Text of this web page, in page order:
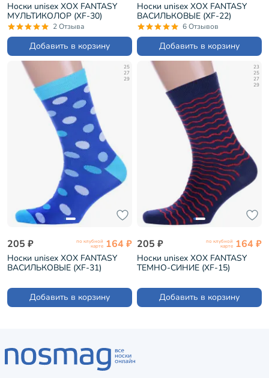
Носки unisex ХОХ FANTASY
МУЛЬТИКОЛОР (XF-30)
2 Отзыва
Добавить в корзину
Носки unisex ХОХ FANTASY
ВАСИЛЬКОВЫЕ (XF-22)
6 Отзывов
Добавить в корзину
25
27
29
205 ₽ по клубной
карте 164 ₽
Носки unisex ХОХ FANTASY
ВАСИЛЬКОВЫЕ (XF-31)
Добавить в корзину
23
25
27
29
205 ₽ по клубной
карте 164 ₽
Носки unisex ХОХ FANTASY
ТЕМНО-СИНИЕ (XF-15)
Добавить в корзину